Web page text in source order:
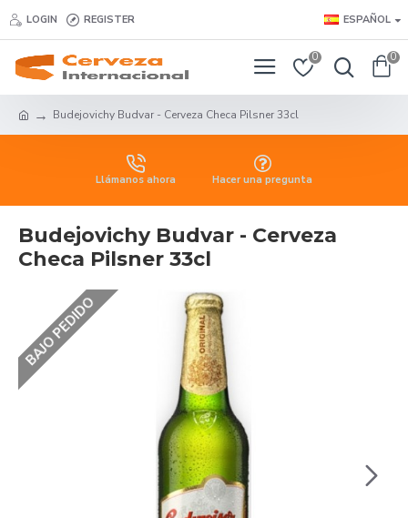
LOGIN REGISTER ESPAÑOL
0 0
Budejovichy Budvar - Cerveza Checa Pilsner 33cl
Llámanos ahora Hacer una pregunta
Budejovichy Budvar - Cerveza
Checa Pilsner 33cl
BAJO PEDIDO